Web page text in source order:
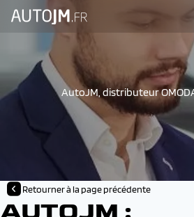
AutoJM, distributeur
Retourner à la page précédente